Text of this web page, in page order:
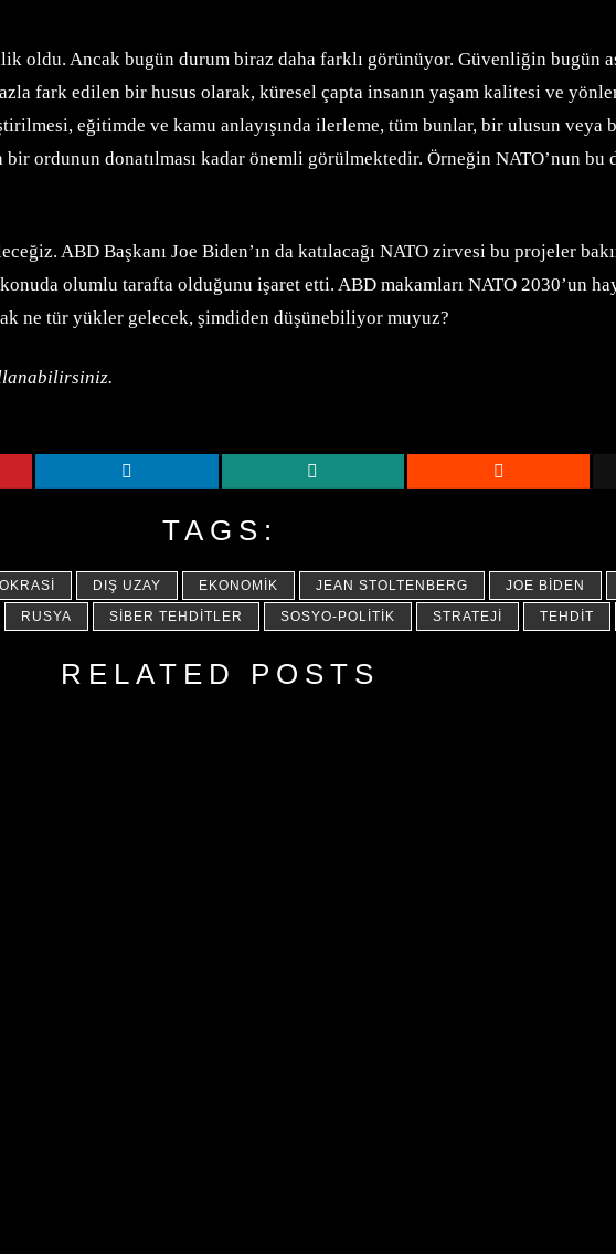
oldu. Ancak bugün durum biraz daha farklı görünüyor. Güvenliğin bugün
fark edilen bir husus olarak, küresel çapta insanın yaşam kalitesi ve
eğitimde ve kamu anlayışında ilerleme, tüm bunlar, bir ulusun
ordunun donatılması kadar önemli görülmektedir. Örneğin NATO’nun
ABD Başkanı Joe Biden’ın da katılacağı NATO zirvesi bu projeler
olumlu tarafta olduğunu işaret etti. ABD makamları NATO 2030’un
ne tür yükler gelecek, şimdiden düşünebiliyor muyuz?
TAGS:
DIŞ UZAY EKONOMIK JEAN STOLTENBERG JOE BIDEN
RUSYA SIBER TEHDITLER SOSYO-POLITIK STRATEJI TEHDIT
RELATED POSTS